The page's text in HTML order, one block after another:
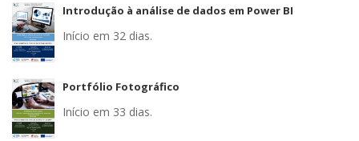
Introdução à análise de dados em Power BI
Início em 32 dias.
Portfólio Fotográfico
Início em 33 dias.